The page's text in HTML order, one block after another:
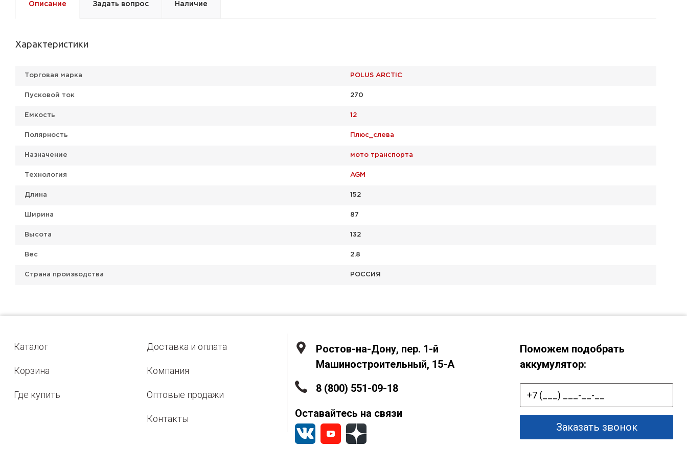
Описание Задать вопрос Наличие
Характеристики
Торговая марка POLUS ARCTIC
Пусковой ток 270
Емкость 12
Полярность Плюс_слева
Назначение мото транспорта
Технология AGM
Длина 152
Ширина 87
Высота 132
Вес 2.8
Страна производства РОССИЯ
Каталог
Корзина
Где купить
Доставка и оплата
Компания
Оптовые продажи
Контакты
Ростов-на-Дону, пер. 1-й
Машиностроительный, 15-А
8 (800) 551-09-18
Оставайтесь на связи
Поможем подобрать
аккумулятор:
Заказать звонок